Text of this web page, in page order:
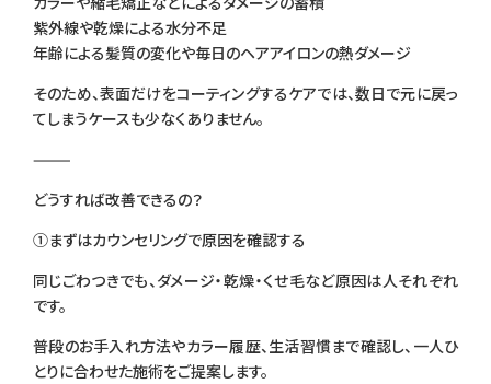
紫外線や乾燥による水分不足
年齢による髪質の変化や毎日のヘアアイロンの熱ダメージ
そのため、表面だけをコーティングするケアでは、数日で元に戻っ
てしまうケースも少なくありません。
⸻
どうすれば改善できるの？
①まずはカウンセリングで原因を確認する
同じごわつきでも、ダメージ・乾燥・くせ毛など原因は人それぞれ
です。
普段のお手入れ方法やカラー履歴、生活習慣まで確認し、一人ひ
とりに合わせた施術をご提案します。